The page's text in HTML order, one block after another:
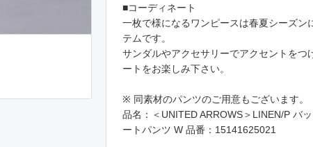
■コーディネート
一枚で様になるワンピースは春夏シーズン
テムです。
サンダルやアクセサリーでアクセントをつ
ートをお楽しみ下さい。
※ 同素材のパンツのご用意もございます。
品名：＜UNITED ARROWS＞LINEN/P バ
ートパンツ W 品番：15141625021